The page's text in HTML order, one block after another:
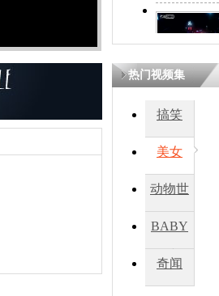
热门视频集
搞笑
美女
动物世
BABY
秀
奇闻